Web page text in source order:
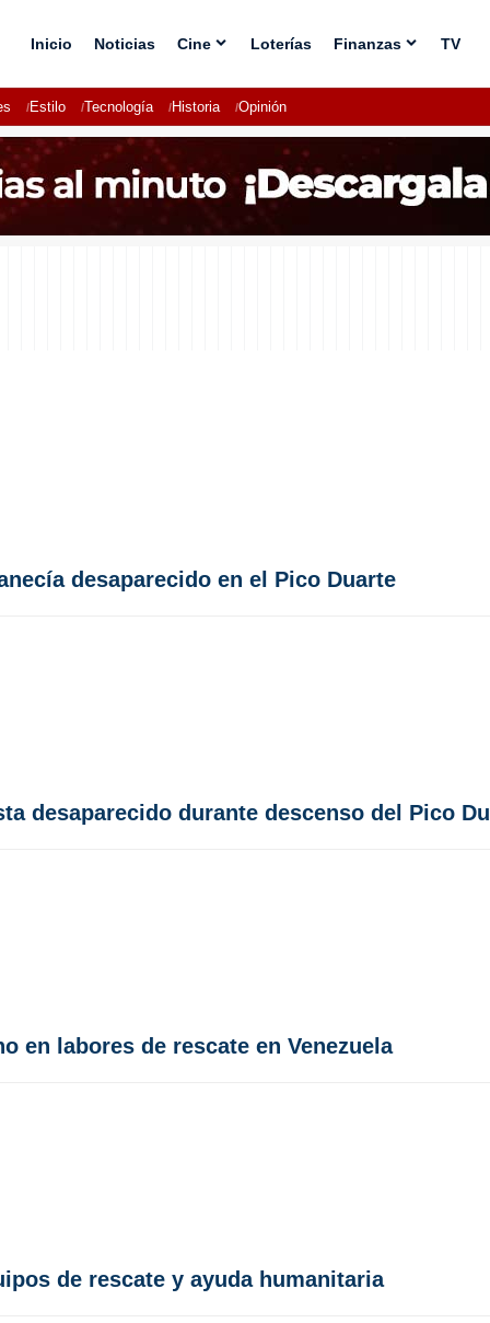
Inicio Noticias Cine Loterías Finanzas TV
Estilo Tecnología Historia Opinión
desaparecido en el Pico Duarte
desaparecido durante descenso del Pico
en labores de rescate en Venezuela
de rescate y ayuda humanitaria